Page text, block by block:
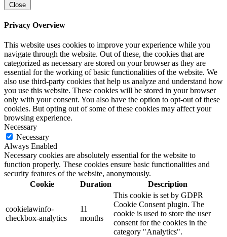
Close
Privacy Overview
This website uses cookies to improve your experience while you
navigate through the website. Out of these, the cookies that are
categorized as necessary are stored on your browser as they are
essential for the working of basic functionalities of the website. We
also use third-party cookies that help us analyze and understand how
you use this website. These cookies will be stored in your browser
only with your consent. You also have the option to opt-out of these
cookies. But opting out of some of these cookies may affect your
browsing experience.
Necessary
Necessary
Always Enabled
Necessary cookies are absolutely essential for the website to
function properly. These cookies ensure basic functionalities and
security features of the website, anonymously.
Cookie
Duration Description
cookielawinfo-
checkbox-analytics
11
months
This cookie is set by GDPR
Cookie Consent plugin. The
cookie is used to store the user
consent for the cookies in the
category "Analytics".